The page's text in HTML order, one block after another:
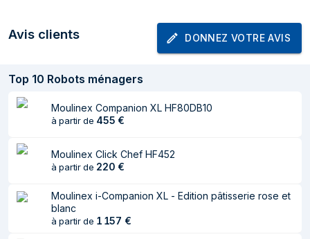
Matériel du bol Acier inoxydable
Puissance max.
Tension d'entrée
220-240 V
Contenu de l'emballage
Spatule Oui
Oui
Avis clients DONNEZ VOTRE AVIS
Top 10 Robots ménagers
Moulinex Companion XL HF80DB10
à partir de 455 €
Moulinex Click Chef HF452
à partir de 220 €
Moulinex i-Companion XL - Edition pâtisserie rose et
blanc
à partir de 1 157 €